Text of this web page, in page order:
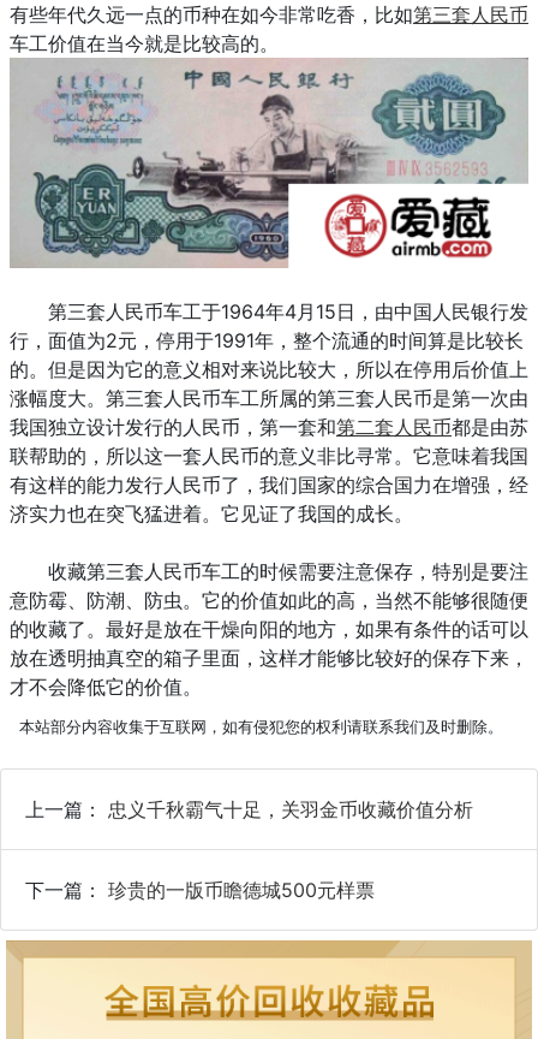
有些年代久远一点的币种在如今非常吃香，比如第三套人民币
车工价值在当今就是比较高的。
第三套人民币车工于1964年4月15日，由中国人民银行发
行，面值为2元，停用于1991年，整个流通的时间算是比较长
的。但是因为它的意义相对来说比较大，所以在停用后价值上
涨幅度大。第三套人民币车工所属的第三套人民币是第一次由
我国独立设计发行的人民币，第一套和第二套人民币都是由苏
联帮助的，所以这一套人民币的意义非比寻常。它意味着我国
有这样的能力发行人民币了，我们国家的综合国力在增强，经
济实力也在突飞猛进着。它见证了我国的成长。
收藏第三套人民币车工的时候需要注意保存，特别是要注
意防霉、防潮、防虫。它的价值如此的高，当然不能够很随便
的收藏了。最好是放在干燥向阳的地方，如果有条件的话可以
放在透明抽真空的箱子里面，这样才能够比较好的保存下来，
才不会降低它的价值。
本站部分内容收集于互联网，如有侵犯您的权利请联系我们及时删除。
上一篇： 忠义千秋霸气十足，关羽金币收藏价值分析
下一篇： 珍贵的一版币瞻德城500元样票